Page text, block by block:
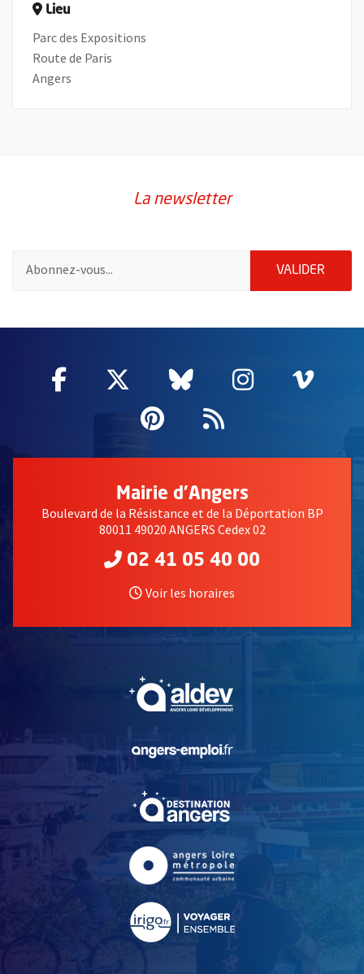
Lieu
Parc des Expositions
Route de Paris
Angers
La newsletter
VALIDER
Facebook
, Ouvre une nouvelle fenêtre
Twitter
, Ouvre une nouvelle
Bluesky
, Ouvre une
Instagram
, Ouvre
,
Pinterest
, Ouvre une
Flux RSS
Mairie d'Angers
Boulevard de la Résistance et de la Déportation BP
80011 49020 ANGERS Cedex 02
02 41 05 40 00
Voir les horaires
, Ouvre une nouvelle
, Ouvre une nouvelle